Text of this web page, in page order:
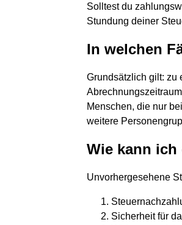
Solltest du
Stundung deiner
In welchen
Grundsätzlich gilt: zu
Menschen, die nur
weitere
Wie kann ich
Unvorhergesehene
Sicherheit für